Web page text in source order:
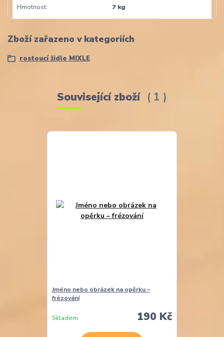
Hmotnost 7 kg
Zboží zařazeno v kategoriích
rostoucí židle MIXLE
Související zboží 1
Jméno nebo obrázek na opěrku –
frézování
190 Kč
Skladem